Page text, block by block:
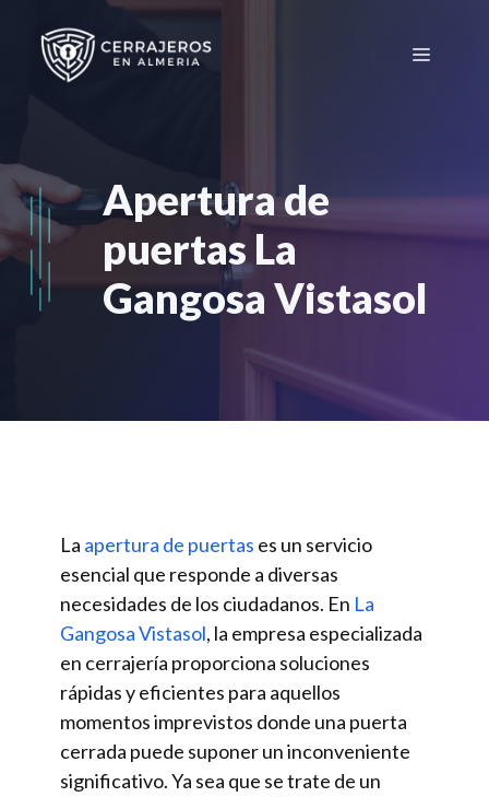
contenido
Menú
Apertura de
puertas La
Gangosa Vistasol
La apertura de puertas es un servicio
esencial que responde a diversas
necesidades de los ciudadanos. En La
Gangosa Vistasol, la empresa especializada
en cerrajería proporciona soluciones
rápidas y eficientes para aquellos
momentos imprevistos donde una puerta
cerrada puede suponer un inconveniente
significativo. Ya sea que se trate de un